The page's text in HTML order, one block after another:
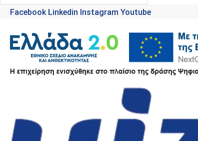
Facebook Linkedin Instagram Youtube